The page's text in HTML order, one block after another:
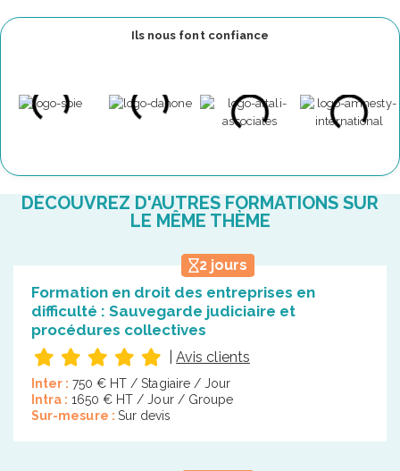
Ils nous font confiance
DÉCOUVREZ D'AUTRES FORMATIONS SUR
LE MÊME THÈME
2 jours
Formation en droit des entreprises en
difficulté : Sauvegarde judiciaire et
procédures collectives
Avis clients
Inter : 750 € HT / Stagiaire / Jour
Intra : 1650 € HT / Jour / Groupe
Sur-mesure : Sur devis